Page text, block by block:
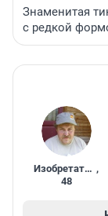
Знаменитая
с редкой
Изобретатель ,
48